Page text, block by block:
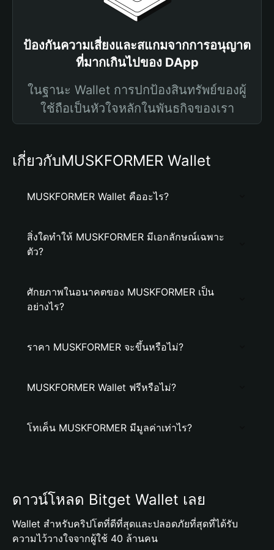
ป้องกันความเสี่ยงและสแกมจากการอนุญาต
ที่มากเกินไปของ DApp
ในฐานะ Wallet การปกป้องสินทรัพย์ของผู้
ใช้ถือเป็นหัวใจหลักในพันธกิจของเรา
เกี่ยวกับMUSKFORMER Wallet
MUSKFORMER Wallet คืออะไร?
สิ่งใดทำให้ MUSKFORMER มีเอกลักษณ์เฉพาะ
ตัว?
ศักยภาพในอนาคตของ MUSKFORMER เป็น
อย่างไร?
ราคา MUSKFORMER จะขึ้นหรือไม่?
MUSKFORMER Wallet ฟรีหรือไม่?
โทเค็น MUSKFORMER มีมูลค่าเท่าไร?
ดาวน์โหลด Bitget Wallet เลย
Wallet สำหรับคริปโตที่ดีที่สุดและปลอดภัยที่สุดที่ได้รับ
ความไว้วางใจจากผู้ใช้ 40 ล้านคน